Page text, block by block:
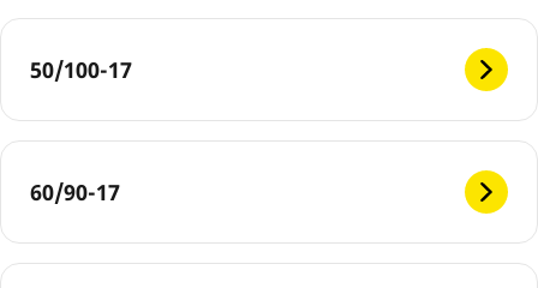
50/100-17
60/90-17